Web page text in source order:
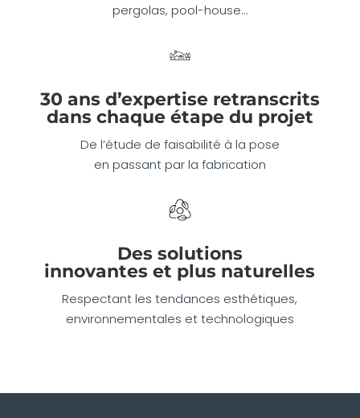
pergolas, pool-house…
30 ans d’expertise retranscrits
dans chaque étape du projet
De l’étude de faisabilité à la pose
en passant par la fabrication
Des solutions
innovantes et plus naturelles
Respectant les tendances esthétiques,
environnementales et technologiques